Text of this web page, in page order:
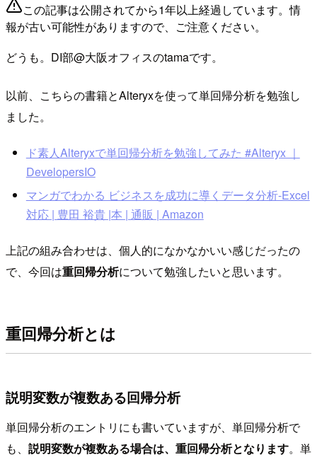
この記事は公開されてから1年以上経過しています。情
報が古い可能性がありますので、ご注意ください。
どうも。DI部@大阪オフィスのtamaです。
以前、こちらの書籍とAlteryxを使って単回帰分析を勉強し
ました。
ド素人Alteryxで単回帰分析を勉強してみた #Alteryx ｜
DevelopersIO
マンガでわかる ビジネスを成功に導くデータ分析-Excel
対応 | 豊田 裕貴 |本 | 通販 | Amazon
上記の組み合わせは、個人的になかなかいい感じだったの
で、今回は重回帰分析について勉強したいと思います。
重回帰分析とは
説明変数が複数ある回帰分析
単回帰分析のエントリにも書いていますが、単回帰分析で
も、 説明変数が複数ある場合は、重回帰分析となります。単